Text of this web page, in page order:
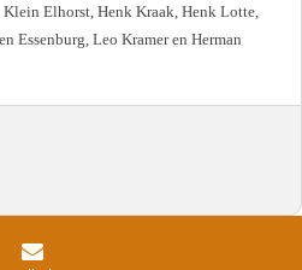
Elhorst, Henk Kraak, Henk Lotte,
Essenburg, Leo Kramer en Herman